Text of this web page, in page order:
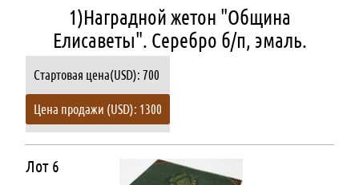
1)Наградной жетон "Община
Елисаветы". Серебро б/п, эмаль.
Стартовая цена(USD): 700
Цена продажи (USD): 1300
Лот 6